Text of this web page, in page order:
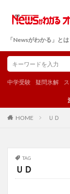
「Newsがわかる」とは
中学受験 疑問氷解
HOME ＵＤ
TAG
ＵＤ